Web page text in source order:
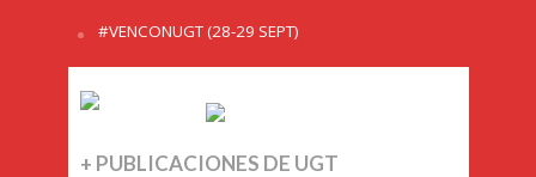
#VENCONUGT (28-29 SEPT)
+ PUBLICACIONES DE UGT